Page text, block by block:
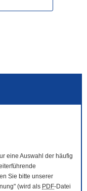
eine Auswahl der häufig
Sie bitte unserer
(wird als PDF-Datei